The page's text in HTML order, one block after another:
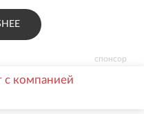
спонсор
с компанией